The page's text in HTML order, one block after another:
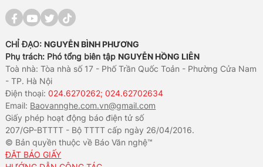
CHỈ ĐẠO: NGUYỄN BÌNH PHƯƠNG
Phụ trách: Phó tổng biên tập NGUYỄN HỒNG LIÊN
Toà nhà: Tòa nhà số 17 - Phố Trần Quốc Toản - Phường Cửa Nam
- TP. Hà Nội
Điện thoại:024.6270262; 024.62702634
Email: Baovannghe.com.vn@gmail.com
Giấy phép hoạt động báo điện tử số
207/GP-BTTTT - Bộ TTTT cấp ngày 26/04/2016.
© Bản quyền thuộc về Báo Văn nghệ™
ĐẶT BÁO GIẤY